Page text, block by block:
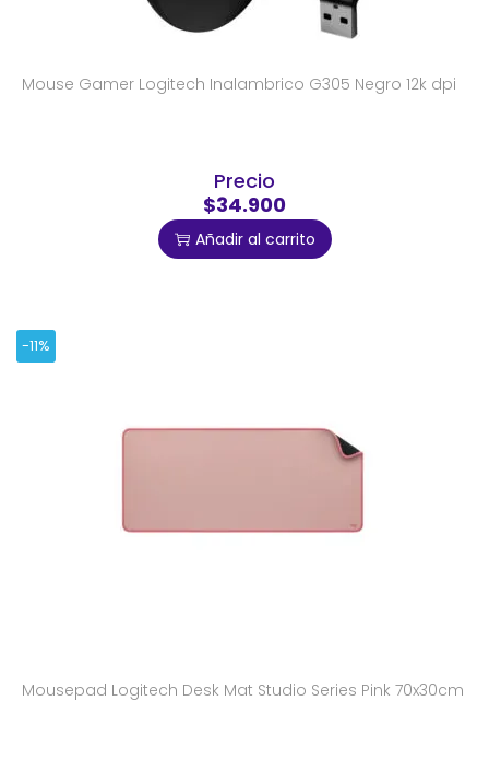
Mouse Gamer Logitech Inalambrico G305 Negro 12k dpi
Precio
$34.900
Añadir al carrito
-11%
Mousepad Logitech Desk Mat Studio Series Pink 70x30cm